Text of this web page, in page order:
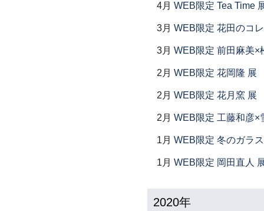
4月 WEB限定 Tea Time
3月 WEB限定 花田のコ
3月 WEB限定 前田麻美×
2月 WEB限定 花岡隆 展
2月 WEB限定 花月窯 展
2月 WEB限定 工藤和彦×
1月 WEB限定 冬のガラ
1月 WEB限定 岡田直人
2020年